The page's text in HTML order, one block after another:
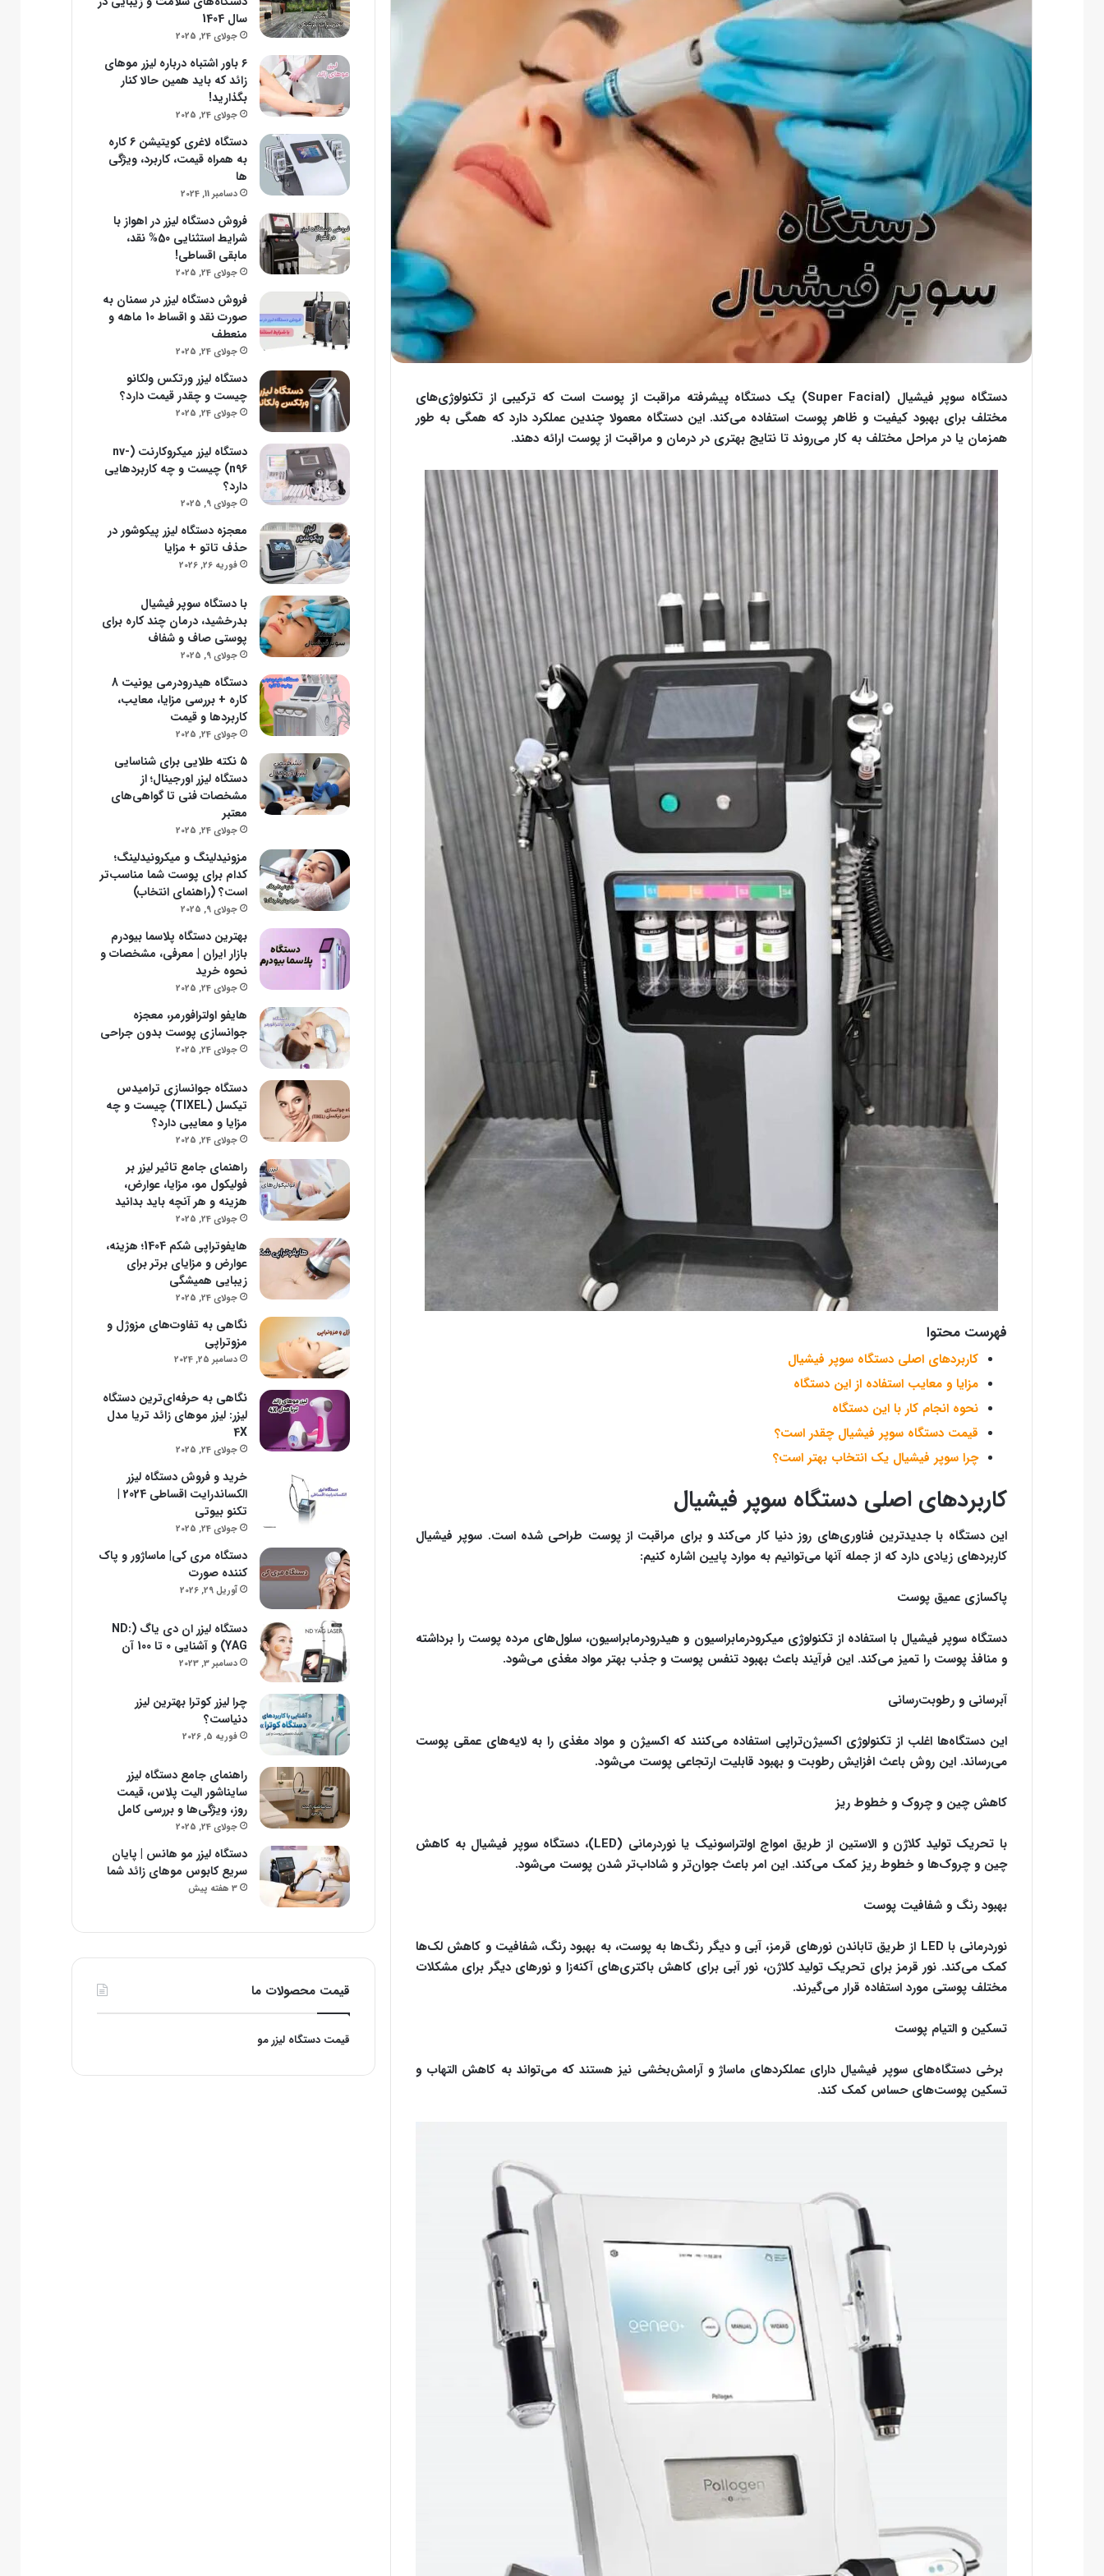
دستگاه سوپر فیشیال (Super Facial) یک دستگاه پیشرفته مراقبت از پوست است که ترکیبی از تکنولوژی‌های
مختلف برای بهبود کیفیت و ظاهر پوست استفاده می‌کند. این دستگاه‌ معمولا چندین عملکرد دارد که همگی به طور
همزمان یا در مراحل مختلف به کار می‌روند تا نتایج بهتری در درمان و مراقبت از پوست ارائه دهند.
فهرست محتوا
کاربردهای اصلی دستگاه سوپر فیشیال
مزایا و معایب استفاده از این دستگاه
نحوه انجام کار با این دستگاه
قیمت دستگاه سوپر فیشیال چقدر است؟
چرا سوپر فیشیال یک انتخاب بهتر است؟
کاربردهای اصلی دستگاه سوپر فیشیال
این دستگاه با جدیدترین فناوری‌های روز دنیا کار می‌کند و برای مراقبت از پوست طراحی شده است. سوپر فیشیال
کاربردهای زیادی دارد که از جمله آنها می‌توانیم به موارد پایین اشاره کنیم:
پاکسازی عمیق پوست
دستگاه سوپر فیشیال با استفاده از تکنولوژی میکرودرمابراسیون و هیدرودرمابراسیون، سلول‌های مرده پوست را برداشته
و منافذ پوست را تمیز می‌کند. این فرآیند باعث بهبود تنفس پوست و جذب بهتر مواد مغذی می‌شود.
آبرسانی و رطوبت‌رسانی
این دستگاه‌ها اغلب از تکنولوژی اکسیژن‌تراپی استفاده می‌کنند که اکسیژن و مواد مغذی را به لایه‌های عمقی پوست
می‌رساند. این روش باعث افزایش رطوبت و بهبود قابلیت ارتجاعی پوست می‌شود.
کاهش چین و چروک و خطوط ریز
با تحریک تولید کلاژن و الاستین از طریق امواج اولتراسونیک یا نوردرمانی (LED)، دستگاه سوپر فیشیال به کاهش
چین و چروک‌ها و خطوط ریز کمک می‌کند. این امر باعث جوان‌تر و شاداب‌تر شدن پوست می‌شود.
بهبود رنگ و شفافیت پوست
نوردرمانی با LED از طریق تاباندن نورهای قرمز، آبی و دیگر رنگ‌ها به پوست، به بهبود رنگ، شفافیت و کاهش لک‌ها
کمک می‌کند. نور قرمز برای تحریک تولید کلاژن، نور آبی برای کاهش باکتری‌های آکنه‌زا و نورهای دیگر برای مشکلات
مختلف پوستی مورد استفاده قرار می‌گیرند.
تسکین و التیام پوست
برخی دستگاه‌های سوپر فیشیال دارای عملکردهای ماساژ و آرامش‌بخشی نیز هستند که می‌تواند به کاهش التهاب و
تسکین پوست‌های حساس کمک کند.
سال 1404
جولای 24, 2025
۶ باور اشتباه درباره لیزر موهای
زائد که باید همین حالا کنار
بگذارید!
جولای 24, 2025
دستگاه لاغری کویتیشن 6 کاره
به همراه قیمت، کاربرد، ویژگی
ها
دسامبر 11, 2024
فروش دستگاه لیزر در اهواز با
شرایط استثنایی 50% نقد،
مابقی اقساطی!
جولای 24, 2025
فروش دستگاه لیزر در سمنان به
صورت نقد و اقساط 10 ماهه و
منعطف
جولای 24, 2025
دستگاه لیزر ورتکس ولکانو
چیست و چقدر قیمت دارد؟
جولای 24, 2025
دستگاه لیزر میکروکارنت (nv-
n96) چیست و چه کاربردهایی
دارد؟
جولای 9, 2025
معجزه دستگاه لیزر پیکوشور در
حذف تاتو + مزایا
فوریه 26, 2026
با دستگاه سوپر فیشیال
بدرخشید، درمان چند کاره برای
پوستی صاف و شفاف
جولای 9, 2025
دستگاه هیدرودرمی یونیت 8
کاره + بررسی مزایا، معایب،
کاربردها و قیمت
جولای 24, 2025
۵ نکته طلایی برای شناسایی
دستگاه‌ لیزر اورجینال؛ از
مشخصات فنی تا گواهی‌های
معتبر
جولای 24, 2025
مزونیدلینگ و میکرونیدلینگ؛
کدام برای پوست شما مناسب‌تر
است؟ (راهنمای انتخاب)
جولای 9, 2025
بهترین دستگاه پلاسما بیودرم
بازار ایران | معرفی، مشخصات و
نحوه خرید
جولای 24, 2025
هایفو اولترافورمر، معجزه
جوانسازی پوست بدون جراحی
جولای 24, 2025
دستگاه جوانسازی ترامیدس
تیکسل (TIXEL) چیست و چه
مزایا و معایبی دارد؟
جولای 24, 2025
راهنمای جامع تاثیر لیزر بر
فولیکول مو، مزایا، عوارض،
هزینه و هر آنچه باید بدانید
جولای 24, 2025
هایفوتراپی شکم 1404؛ هزینه،
عوارض و مزایای برتر برای
زیبایی همیشگی
جولای 24, 2025
نگاهی به تفاوت‌های مزوژل و
مزوتراپی
دسامبر 25, 2024
نگاهی به حرفه‌ای‌ترین دستگاه
لیزر: لیزر موهای زائد تریا مدل
4X
جولای 24, 2025
خرید و فروش دستگاه لیزر
الکساندرایت اقساطی 2024 |
تکنو بیوتی
جولای 24, 2025
دستگاه مری کی| ماساژور و پاک
کننده صورت
آوریل 29, 2026
دستگاه لیزر ان دی یاگ (ND:
YAG) و آشنایی 0 تا 100 آن
دسامبر 3, 2023
چرا لیزر کوترا بهترین لیزر
دنیاست؟
فوریه 5, 2026
راهنمای جامع دستگاه لیزر
سایناشور الیت پلاس، قیمت
روز، ویژگی‌ها و بررسی کامل
جولای 24, 2025
دستگاه لیزر مو هانس | پایان
سریع کابوس موهای زائد شما
3 هفته پیش
قیمت محصولات ما
قیمت دستگاه لیزر مو